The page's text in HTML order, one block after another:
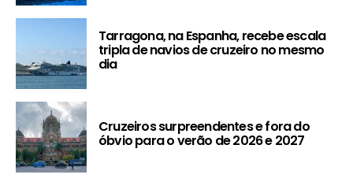
Tarragona, na Espanha, recebe escala
tripla de navios de cruzeiro no mesmo
dia
Cruzeiros surpreendentes e fora do
óbvio para o verão de 2026 e 2027